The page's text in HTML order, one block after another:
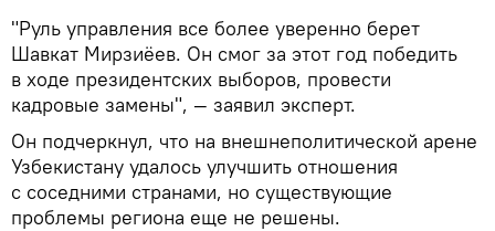
"Руль управления все более уверенно берет
Шавкат Мирзиёев. Он смог за этот год победить
в ходе президентских выборов, провести
кадровые замены", — заявил эксперт.
Он подчеркнул, что на внешнеполитической арене
Узбекистану удалось улучшить отношения
с соседними странами, но существующие
проблемы региона еще не решены.